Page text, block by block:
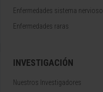
Enfermedades sistema nervioso
Enfermedades raras
INVESTIGACIÓN
Nuestros Investigadores